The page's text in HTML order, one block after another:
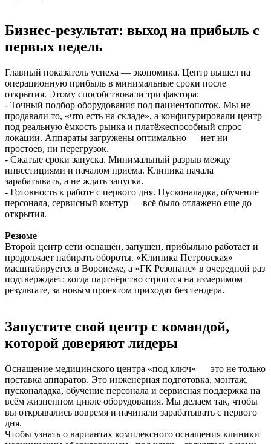
Бизнес-результат: выход на прибыль с
первых недель
Главный показатель успеха — экономика. Центр вышел на
операционную прибыль в минимальные сроки после
открытия. Этому способствовали три фактора:
- Точный подбор оборудования под пациентопоток. Мы не
продавали то, «что есть на складе», а конфигурировали центр
под реальную ёмкость рынка и платёжеспособный спрос
локации. Аппараты загружены оптимально — нет ни
простоев, ни перегрузок.
- Сжатые сроки запуска. Минимальный разрыв между
инвестициями и началом приёма. Клиника начала
зарабатывать, а не ждать запуска.
- Готовность к работе с первого дня. Пусконаладка, обучение
персонала, сервисный контур — всё было отлажено еще до
открытия.
Резюме
Второй центр сети оснащён, запущен, прибыльно работает и
продолжает набирать обороты. «Клиника Петровская»
масштабируется в Воронеже, а «ГК Резонанс» в очередной раз
подтверждает: когда партнёрство строится на измеримом
результате, за новым проектом приходят без тендера.
Запустите свой центр с командой,
которой доверяют лидеры
Оснащение медицинского центра «под ключ» — это не только
поставка аппаратов. Это инженерная подготовка, монтаж,
пусконаладка, обучение персонала и сервисная поддержка на
всём жизненном цикле оборудования. Мы делаем так, чтобы
вы открывались вовремя и начинали зарабатывать с первого
дня.
Чтобы узнать о вариантах комплексного оснащения клиники